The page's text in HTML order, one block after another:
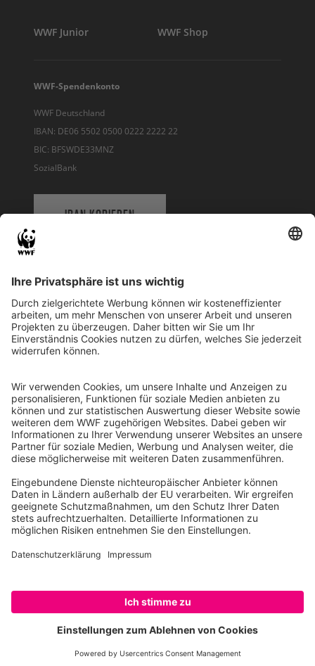
„GLOBAL PROTECTOR“ WERDEN
WWF Junior WWF Shop
WWF-Spendenkonto
WWF Deutschland
IBAN: DE06 5502 0500 0222 2222 22
BIC: BFSWDE33MNZ
SozialBank
IBAN KOPIEREN
WWF Deutschland
Reinhardtstr. 18
10117 Berlin
Ihre Spende kann steuerlich geltend gemacht werden
Registriert als Stiftung WWF Deutschland, Senatsverwaltung für
Justiz Berlin, Az: 3416/976/2
Umsatzsteuer-Identifikationsnummer: DE 114236103
Freistellungsbescheid: Als gemeinnützige Körperschaft befreit
von der Körperschaftssteuer gem. §5 I 9 KStg. unter der
Steuernummer 27/641/09321